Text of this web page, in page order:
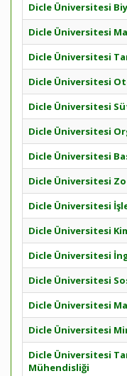
Dicle Üniversitesi
Dicle Üniversitesi
Dicle Üniversitesi
Dicle Üniversitesi
Dicle Üniversitesi Süt
Dicle Üniversitesi
Dicle Üniversitesi
Dicle Üniversitesi
Dicle Üniversitesi
Dicle Üniversitesi
Dicle Üniversitesi
Dicle Üniversitesi
Dicle Üniversitesi
Dicle Üniversitesi
Dicle Üniversitesi
Mühendisliği